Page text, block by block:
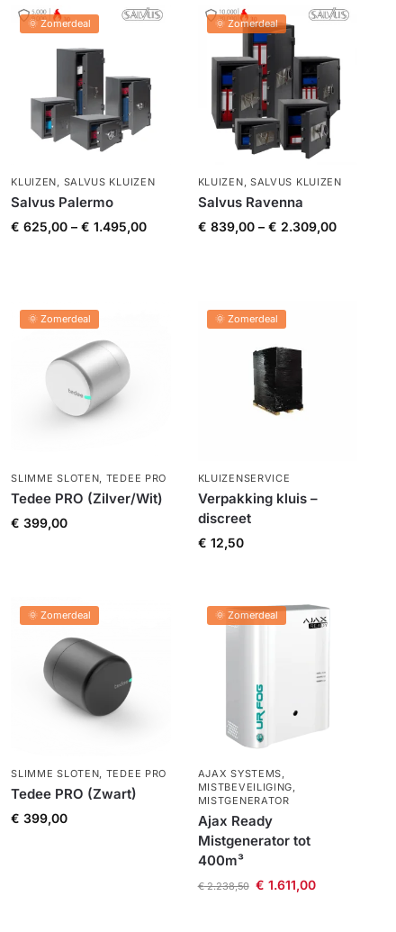
🌞 Zomerdeal
KLUIZEN, SALVUS KLUIZEN
Salvus Palermo
€ 625,00 – € 1.495,00
🌞 Zomerdeal
KLUIZEN, SALVUS KLUIZEN
Salvus Ravenna
€ 839,00 – € 2.309,00
🌞 Zomerdeal
SLIMME SLOTEN TEDEE PRO
Tedee PRO (Zilver/Wit)
€ 399,00
🌞 Zomerdeal
KLUIZENSERVICE
Verpakking kluis –
discreet
€ 12,50
🌞 Zomerdeal
SLIMME SLOTEN, TEDEE PRO
Tedee PRO (Zwart)
€ 399,00
🌞 Zomerdeal
AJAX SYSTEMS,
MISTBEVEILIGING,
MISTGENERATOR
Ajax Ready
Mistgenerator tot
400m³
€2.238,50 € 1.611,00